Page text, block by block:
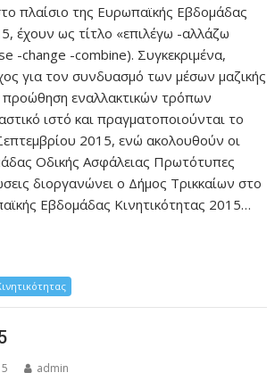
πλαίσιο της Ευρωπαϊκής Εβδομάδας
έχουν ως τίτλο «επιλέγω -αλλάζω
-change -combine). Συγκεκριμένα,
για τον συνδυασμό των μέσων μαζικής
εναλλακτικών τρόπων
ιστό και πραγματοποιούνται το
2015, ενώ ακολουθούν οι
Οδικής Ασφάλειας Πρωτότυπες
διοργανώνει ο Δήμος Τρικκαίων στο
Εβδομάδας Κινητικότητας 2015…
admin